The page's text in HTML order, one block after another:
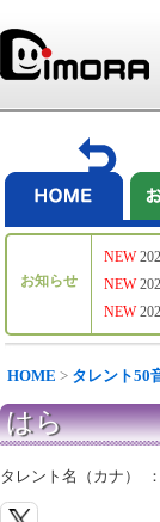
お知らせ
NEW
NEW
NEW
HOME > タレント50
はら
タレント名（カナ）